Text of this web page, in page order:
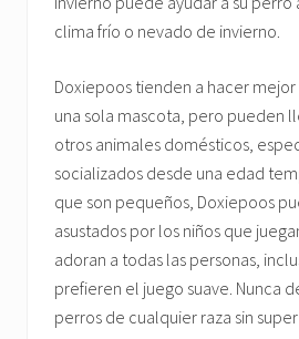
clima frío o nevado de invierno.
Doxiepoos tienden a hacer
una sola mascota, pero pueden
otros animales domésticos,
socializados desde una edad
que son pequeños, Doxiepoos
asustados por los niños que
adoran a todas las personas,
prefieren el juego suave. Nunca
perros de cualquier raza sin